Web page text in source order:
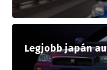
Legjobb japán